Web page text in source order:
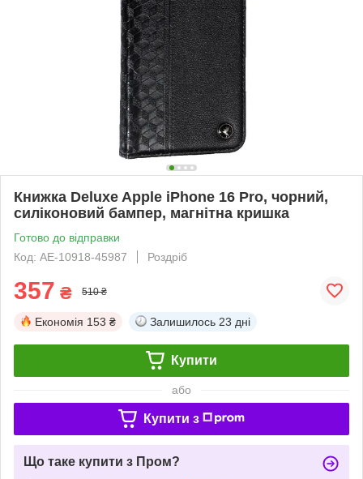
Книжка Deluxe Apple iPhone 16 Pro, чорний,
силіконовий бампер, магнітна кришка
Готово до відправки
Код: AE-10918-45987
Роздріб
357 ₴ 510 ₴
Економія 153 ₴ Залишилось 23 дні
Купити
або
Купити з
Що таке купити з Пром?